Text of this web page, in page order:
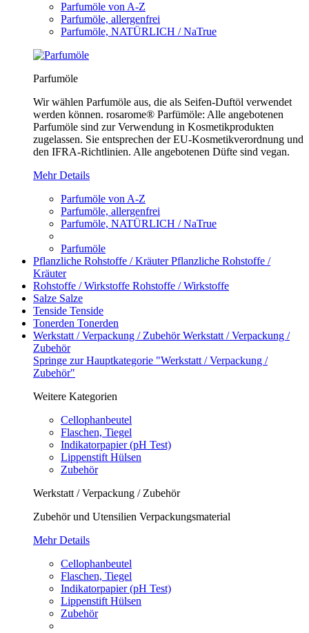
Parfumöle von A-Z
Parfumöle, allergenfrei
Parfumöle, NATÜRLICH / NaTrue
Parfumöle
Wir wählen Parfumöle aus, die als Seifen-Duftöl verwendet
werden können. rosarome® Parfümöle: Alle angebotenen
Parfumöle sind zur Verwendung in Kosmetikprodukten
zugelassen. Sie entsprechen der EU-Kosmetikverordnung und
den IFRA-Richtlinien. Alle angebotenen Düfte sind vegan.
Mehr Details
Parfumöle von A-Z
Parfumöle, allergenfrei
Parfumöle, NATÜRLICH / NaTrue
Parfumöle
Pflanzliche Rohstoffe / KräuterPflanzliche Rohstoffe /
Kräuter
Rohstoffe / Wirkstoffe Rohstoffe / Wirkstoffe
Salze Salze
Tenside Tenside
Tonerden Tonerden
Werkstatt / Verpackung / ZubehörWerkstatt / Verpackung /
Zubehör
Springe zur Hauptkategorie "Werkstatt / Verpackung /
Zubehör"
Weitere Kategorien
Cellophanbeutel
Flaschen, Tiegel
Indikatorpapier (pH Test)
Lippenstift Hülsen
Zubehör
Werkstatt / Verpackung / Zubehör
Zubehör und Utensilien Verpackungsmaterial
Mehr Details
Cellophanbeutel
Flaschen, Tiegel
Indikatorpapier (pH Test)
Lippenstift Hülsen
Zubehör